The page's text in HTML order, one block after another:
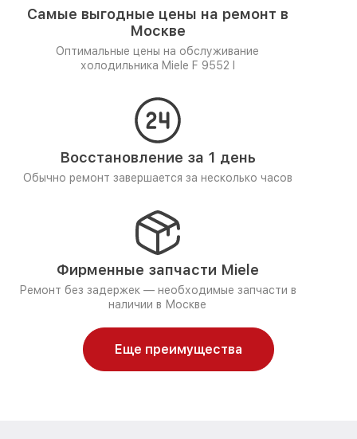
Самые выгодные цены на ремонт в
Москве
Оптимальные цены на обслуживание
холодильника Miele F 9552 I
Восстановление за 1 день
Обычно ремонт завершается за несколько часов
Фирменные запчасти Miele
Ремонт без задержек — необходимые запчасти в
наличии в Москве
Еще преимущества